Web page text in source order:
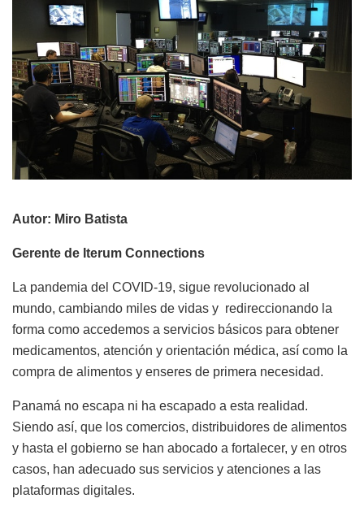
Autor: Miro Batista
Gerente de Iterum Connections
La pandemia del COVID-19, sigue revolucionado al
mundo, cambiando miles de vidas y redireccionando la
forma como accedemos a servicios básicos para obtener
medicamentos, atención y orientación médica, así como la
compra de alimentos y enseres de primera necesidad.
Panamá no escapa ni ha escapado a esta realidad.
Siendo así, que los comercios, distribuidores de alimentos
y hasta el gobierno se han abocado a fortalecer, y en otros
casos, han adecuado sus servicios y atenciones a las
plataformas digitales.